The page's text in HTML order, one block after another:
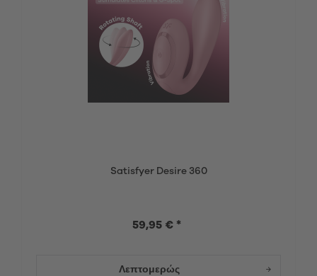
Satisfyer Desire 360
59,95 € *
Λεπτομερώς